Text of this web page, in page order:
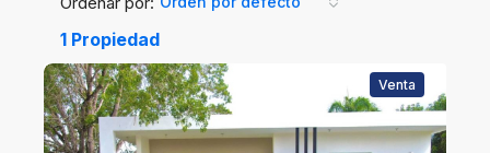
1 Propiedad
Venta